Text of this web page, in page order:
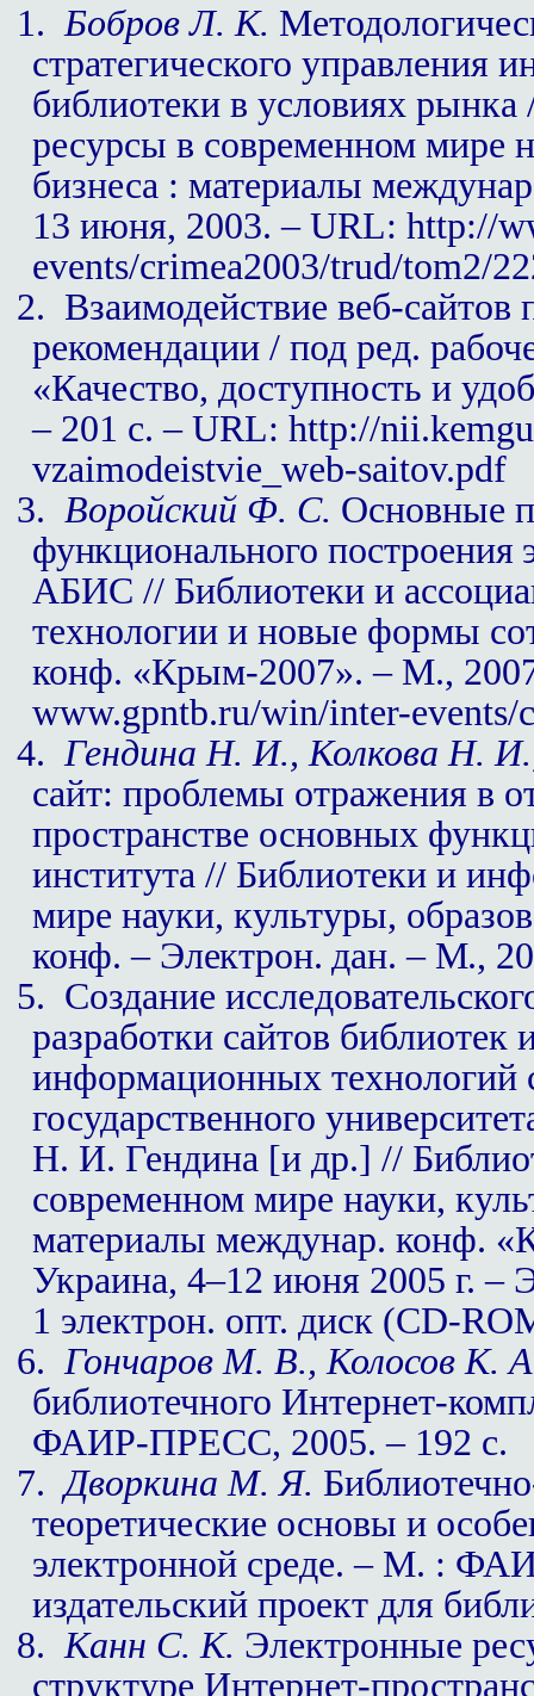
1. Бобров Л. К.
стратегического управления
библиотеки в условиях
ресурсы в современном мире
бизнеса : ма­териалы
13 июня, 2003. – URL: http://
events/crimea2003/trud/tom2/
2. Взаимодействие веб-сайтов
рекомендации / под ред.
«Качество, доступность и
– 201 с. – URL: http://
vzaimodeistvie_web-saitov.pdf
3. Воройский Ф. С. Основные
функционального построения
АБИС // Библиотеки и
технологии и но­вые формы
конф. «Крым-2007». – М.,
www.gpntb.ru/win/inter-events/
4. Гендина Н. И., Колкова Н.
сайт: проблемы отражения в
пространстве основных
института // Библиотеки и
мире науки, культуры,
конф. – Электрон. дан. – М.,
5. Создание
разработки сайтов
информационных технологий
государственного
Н. И. Гендина [и др.] //
современном мире науки,
материалы междунар. конф.
Украина, 4–12 июня 2005 г. –
1 электрон. опт. диск (CD-
6. Гончаров М. В., Колосов К.
библиотечного Интернет-
ФАИР-ПРЕСС, 2005. – 192 с.
7. Дворкина М. Я.
теоретические основы и
электронной среде. – М. :
издательский проект для
8. Канн С. К. Электронные
структуре Интернет-